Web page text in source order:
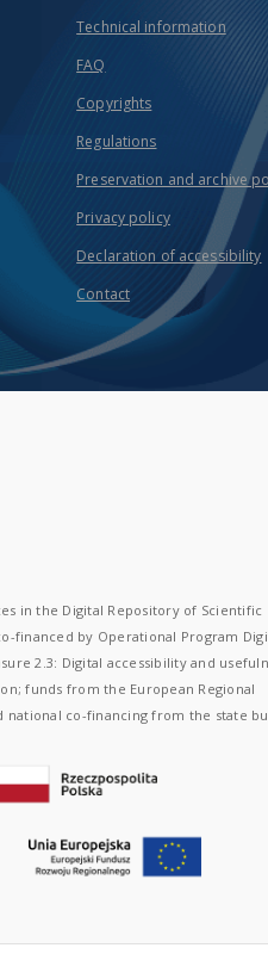
Technical information
FAQ
Copyrights
Regulations
Preservation and archive
Privacy policy
Declaration of accessibility
Contact
in the Digital Repository of Scientific
financed by Operational Program
2.3: Digital accessibility and
funds from the European Regional
national co-financing from the state